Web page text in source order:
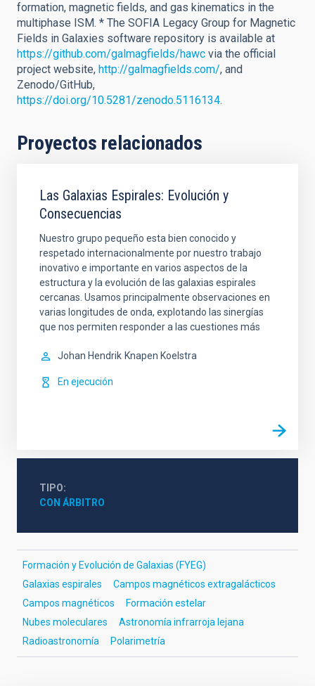
formation, magnetic fields, and gas kinematics in the
multiphase ISM. * The SOFIA Legacy Group for Magnetic
Fields in Galaxies software repository is available at
https://github.com/galmagfields/hawc via the official
project website, http://galmagfields.com/, and
Zenodo/GitHub,
https://doi.org/10.5281/zenodo.5116134.
Proyectos relacionados
Las Galaxias Espirales: Evolución y
Consecuencias
Nuestro grupo pequeño esta bien conocido y
respetado internacionalmente por nuestro trabajo
inovativo e importante en varios aspectos de la
estructura y la evolución de las galaxias espirales
cercanas. Usamos principalmente observaciones en
varias longitudes de onda, explotando las sinergías
que nos permiten responder a las cuestiones más
Johan Hendrik Knapen Koelstra
En ejecución
TIPO
CON ÁRBITRO
Formación y Evolución de Galaxias (FYEG)
Galaxias espirales
Campos magnéticos extragalácticos
Campos magnéticos
Formación estelar
Nubes moleculares
Astronomía infrarroja lejana
Radioastronomía
Polarimetría